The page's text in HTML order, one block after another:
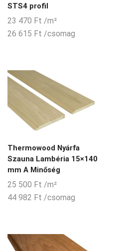
STS4 profil
23 470 Ft /m²
26 615 Ft /csomag
Thermowood Nyárfa
Szauna Lambéria 15×140
mm A Minőség
25 500 Ft /m²
44 982 Ft /csomag